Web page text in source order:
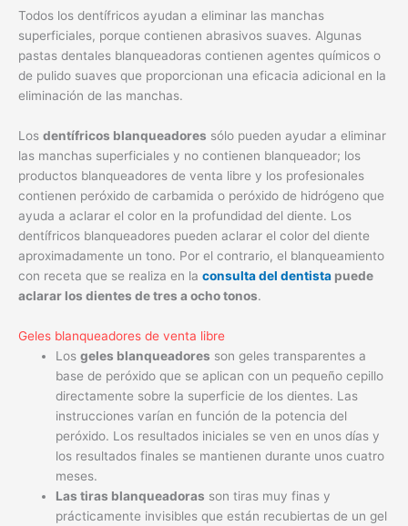
Todos los dentífricos ayudan a eliminar las manchas
superficiales, porque contienen abrasivos suaves. Algunas
pastas dentales blanqueadoras contienen agentes químicos o
de pulido suaves que proporcionan una eficacia adicional en la
eliminación de las manchas.
Los dentífricos blanqueadores sólo pueden ayudar a eliminar
las manchas superficiales y no contienen blanqueador; los
productos blanqueadores de venta libre y los profesionales
contienen peróxido de carbamida o peróxido de hidrógeno que
ayuda a aclarar el color en la profundidad del diente. Los
dentífricos blanqueadores pueden aclarar el color del diente
aproximadamente un tono. Por el contrario, el blanqueamiento
con receta que se realiza en la consulta del dentista puede
aclarar los dientes de tres a ocho tonos.
Geles blanqueadores de venta libre
Losgeles blanqueadores son geles transparentes a
base de peróxido que se aplican con un pequeño cepillo
directamente sobre la superficie de los dientes. Las
instrucciones varían en función de la potencia del
peróxido. Los resultados iniciales se ven en unos días y
los resultados finales se mantienen durante unos cuatro
meses.
Las tiras blanqueadoras son tiras muy finas y
prácticamente invisibles que están recubiertas de un gel